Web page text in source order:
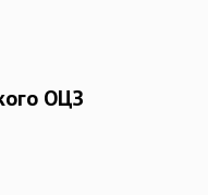
ОЦЗ